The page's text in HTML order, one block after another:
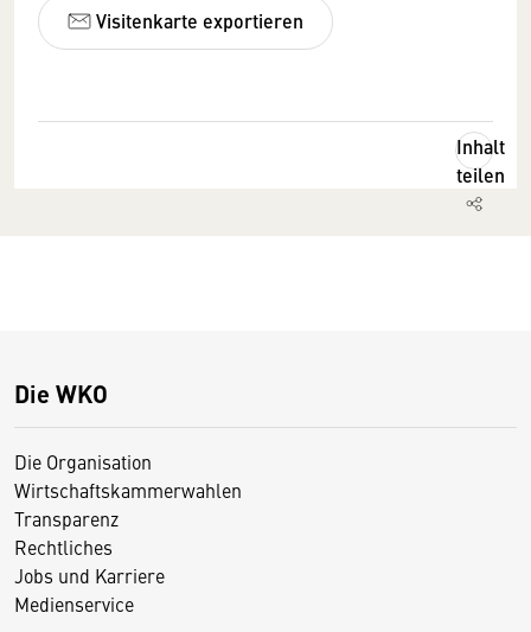
Visitenkarte exportieren
Inhalt
teilen
Die WKO
Die Organisation
Wirtschaftskammerwahlen
Transparenz
Rechtliches
Jobs und Karriere
Medienservice